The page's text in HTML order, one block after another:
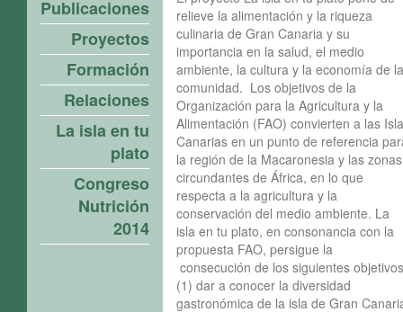
Publicaciones
Proyectos
Formación
Relaciones
La isla en tu
plato
Congreso
Nutrición
2014
relieve la alimentación y la riqueza
culinaria de Gran Canaria y su
importancia en la salud, el medio
ambiente, la cultura y la economía de la
comunidad. Los objetivos de la
Organización para la Agricultura y la
Alimentación (FAO) convierten a las
Canarias en un punto de referencia
la región de la Macaronesia y las zonas
circundantes de África, en lo que
respecta a la agricultura y la
conservación del medio ambiente. La
isla en tu plato, en consonancia con la
propuesta FAO, persigue la
consecución de los siguientes
(1) dar a conocer la diversidad
gastronómica de la isla de Gran